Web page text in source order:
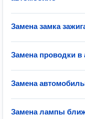
Замена замка
Замена проводки в
Замена
Замена лампы